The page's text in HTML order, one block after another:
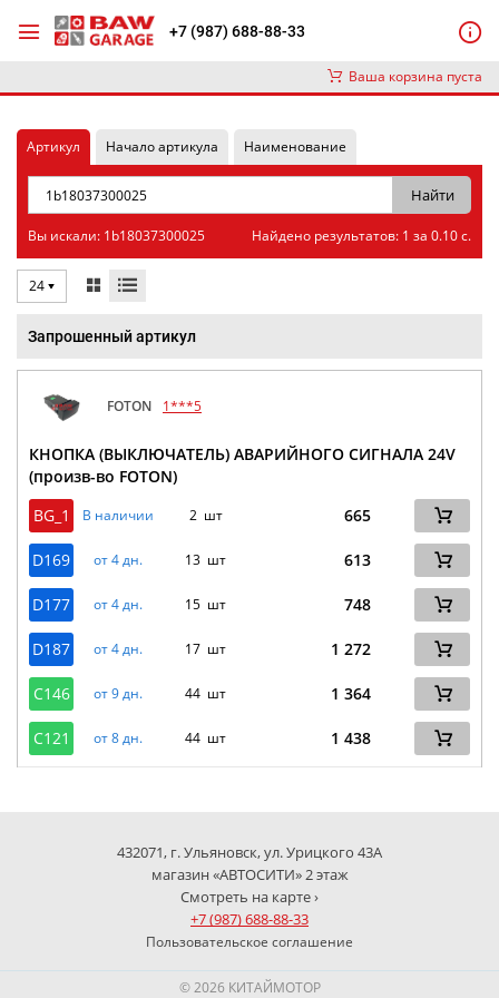
+7 (987) 688-88-33
Ваша корзина пуста
Артикул Начало артикула Наименование
Вы искали: 1b18037300025 Найдено результатов: 1 за 0.10 с.
24
Запрошенный артикул
FOTON 1***5
КНОПКА (ВЫКЛЮЧАТЕЛЬ) АВАРИЙНОГО СИГНАЛА 24V
(произв-во FOTON)
BG_1
В наличии 2 шт 665
D169 от 4 дн. 13 шт 613
D177 от 4 дн. 15 шт 748
D187 от 4 дн. 17 шт 1 272
C146 от 9 дн. 44 шт 1 364
C121 от 8 дн. 44 шт 1 438
432071, г. Ульяновск, ул. Урицкого 43А
магазин «АВТОСИТИ» 2 этаж
Смотреть на карте ›
+7 (987) 688-88-33
Пользовательское соглашение
© 2026 КИТАЙМОТОР